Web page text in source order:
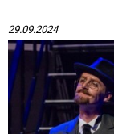
29.09.2024